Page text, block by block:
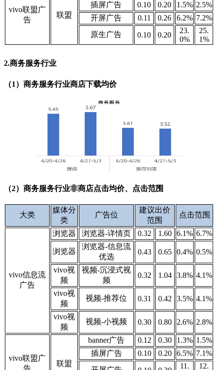
vivo联盟广
告
联盟
插屏广告
0.10 0.20 1.5% 2.5%
开屏广告
0.11 0.26 6.2% 7.2%
原生广告
0.10 0.20
23.
0%
25.
1%
2.商务服务行业
（1）商务服务行业商店下载均价
（2）商务服务行业非商店点击均价、点击范围
大类
媒体分
类
广告位
建议出价
范围
点击范围
vivo信息流
广告
浏览器 浏览器-详情页 0.32 1.60 6.1% 6.7%
浏览器
浏览器-信息流
优选
0.43 0.65 0.4% 0.5%
vivo视
频
视频-沉浸式视
频
0.32 1.04 3.8% 4.1%
vivo视
频
视频-推荐位 0.31 0.42 3.5% 4.1%
vivo视
频
视频-小视频 0.30 0.80 2.6% 2.8%
vivo联盟广
告
联盟
banner广告 0.12 0.30 1.3% 1.5%
插屏广告
0.10 0.20 6.5% 7.1%
11.
12.